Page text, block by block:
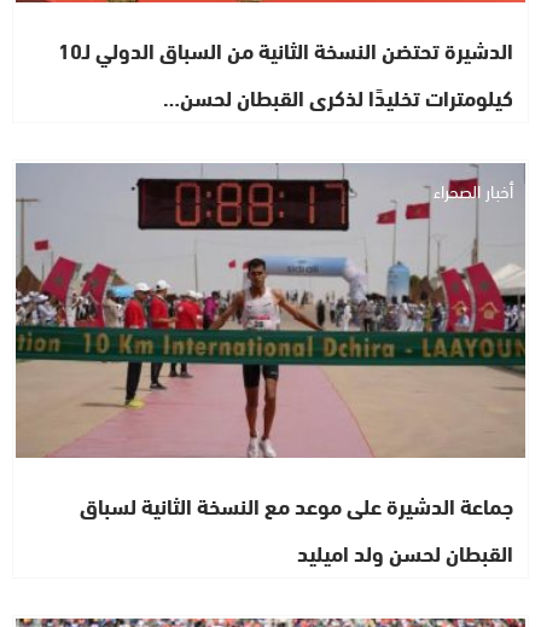
الدشيرة تحتضن النسخة الثانية من السباق الدولي لـ10
كيلومترات تخليدًا لذكرى القبطان لحسن…
أخبار الصحراء
جماعة الدشيرة على موعد مع النسخة الثانية لسباق
القبطان لحسن ولد اميليد